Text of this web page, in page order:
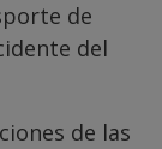
de
del
de las